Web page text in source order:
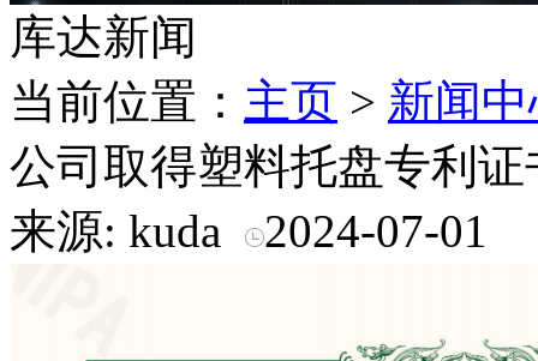
库达新闻
当前位置： 主页 > 新闻
公司取得塑料托盘专利证
来源: kuda
2024-07-01